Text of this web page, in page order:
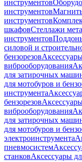
инструментов
инструментов
инструментов
шкафовСтеллажи
инструментов
силовой и
бензорезов
виброоборудования
для затирочных
для мотобуров и
инструмента
бензорезов
виброоборудования
для затирочных
для мотобуров и
электроинструмента
пневмосистем
станковАксессуары